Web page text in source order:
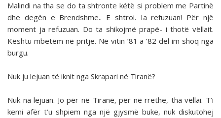
Malindi na tha se do ta shtronte këtë si problem me Partinë
dhe degën e Brendshme.. E shtroi. Ia refuzuan! Për një
moment ja refuzuan. Do ta shikojmë prapë- i thotë vëllait.
Kështu mbetëm në pritje. Në vitin ’81 a ’82 del im shoq nga
burgu.
Nuk ju lejuan të iknit nga Skrapari në Tiranë?
Nuk na lejuan. Jo për në Tiranë, për në rrethe, tha vëllai. T’i
kemi afër t’u shpiem nga një gjysmë buke, nuk diskutohej